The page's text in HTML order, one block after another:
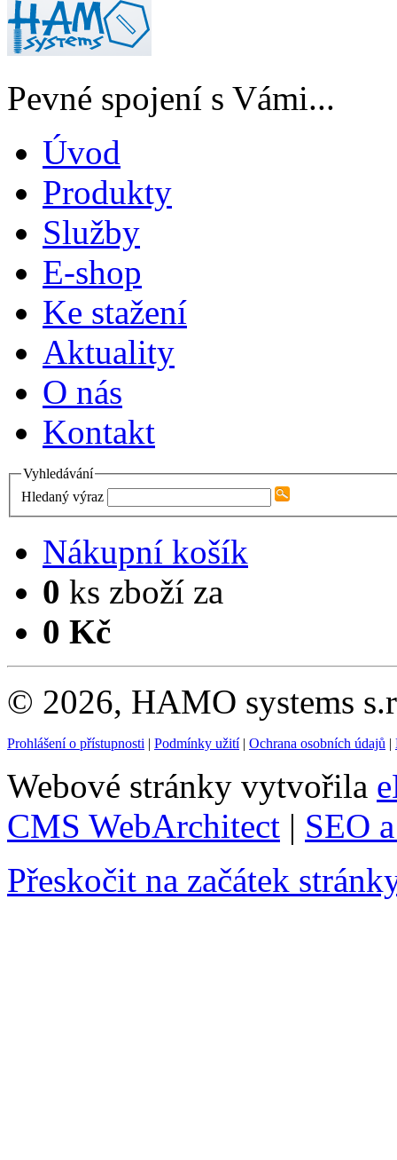
Pevné spojení s Vámi...
Úvod
Produkty
Služby
E-shop
Ke stažení
Aktuality
O nás
Kontakt
Vyhledávání
Hledaný výraz
Nákupní košík
0 ks zboží za
0 Kč
© 2026, HAMO systems
Prohlášení o přístupnosti | Podmínky užití| Ochrana osobních údajů |
Webové stránky vytvořila
CMS WebArchitect | SEO
Přeskočit na začátek